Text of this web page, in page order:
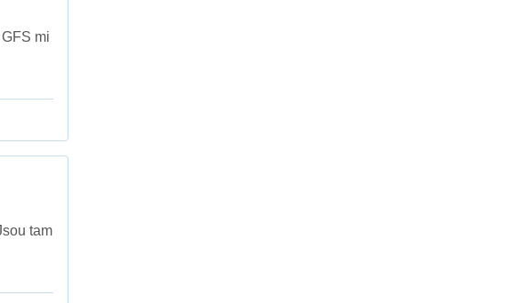
mi
tam